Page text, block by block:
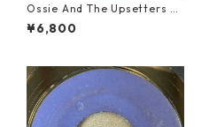
Ossie And The Upsetters -
True Love【7-22000】
¥6,800